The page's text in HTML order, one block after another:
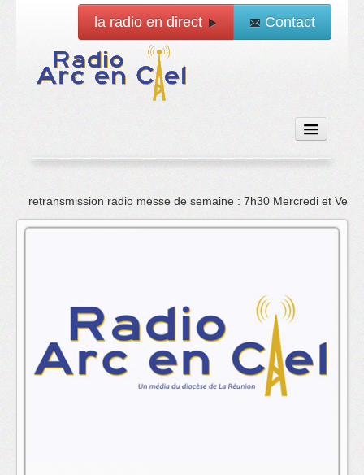
la radio en direct Contact
Accueil
Emissions
La radio
L'équipe
retransmission radio messe de semaine : 7h30 Mercredi et